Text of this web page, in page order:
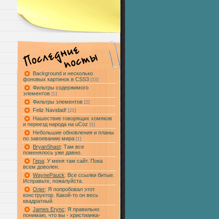
Background и несколько
фоновых картинок в CSS3 [13]
Фильтры содержимого
элементов [1]
Фильтры элементов [2]
Feliz Navidad! [21]
Нашествие говорящих хомяков
и переезд народа на uCoz [1]
Небольшие обновления и планы
по завоеванию мира [1]
BryanShast: Там все
поменялось уже давно.
Гера: У меня там сайт. Пока
всем доволен.
WaynePauck: Все ссылки битые.
Исправьте, пожалуйста.
Олег: Я попробовал этот
конструктор. Какой-то он весь
квадратный.
James Erync: Я правильно
понимаю, что вы - христианка-